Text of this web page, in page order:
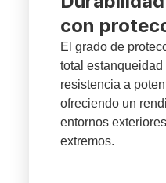
con
El grado de
total
resistencia a
ofreciendo un
entornos
extremos.